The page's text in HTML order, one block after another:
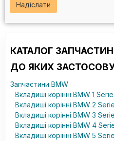
Надіслати
КАТАЛОГ
ДО ЯКИХ
Запчастини BMW
Вкладиші корінні BMW 1
Вкладиші корінні BMW 2
Вкладиші корінні BMW 3
Вкладиші корінні BMW 4
Вкладиші корінні BMW 5